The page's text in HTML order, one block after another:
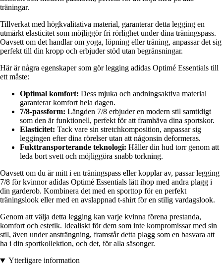
träningar.
Tillverkat med högkvalitativa material, garanterar detta legging en
utmärkt elasticitet som möjliggör fri rörlighet under dina träningspass.
Oavsett om det handlar om yoga, löpning eller träning, anpassar det sig
perfekt till din kropp och erbjuder stöd utan begränsningar.
Här är några egenskaper som gör legging adidas Optimé Essentials till
ett måste:
Optimal komfort: Dess mjuka och andningsaktiva material
garanterar komfort hela dagen.
7/8-passform: Längden 7/8 erbjuder en modern stil samtidigt
som den är funktionell, perfekt för att framhäva dina sportskor.
Elasticitet: Tack vare sin stretchkomposition, anpassar sig
leggingen efter dina rörelser utan att någonsin deformeras.
Fukttransporterande teknologi: Håller din hud torr genom att
leda bort svett och möjliggöra snabb torkning.
Oavsett om du är mitt i en träningspass eller kopplar av, passar legging
7/8 för kvinnor adidas Optimé Essentials lätt ihop med andra plagg i
din garderob. Kombinera det med en sporttop för en perfekt
träningslook eller med en avslappnad t-shirt för en stilig vardagslook.
Genom att välja detta legging kan varje kvinna förena prestanda,
komfort och estetik. Idealiskt för dem som inte kompromissar med sin
stil, även under ansträngning, framstår detta plagg som en basvara att
ha i din sportkollektion, och det, för alla säsonger.
Ytterligare information